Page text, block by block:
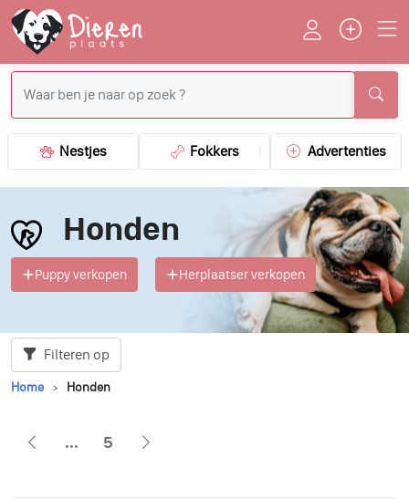
Nestjes Fokkers Advertenties
Honden
Puppy verkopen Herplaatser verkopen
Filteren op
Home Honden
... 5